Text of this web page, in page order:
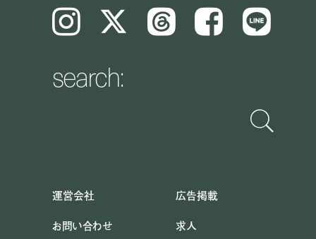
Instagram 𝕏 Threads Facebook LINE
search:
運営会社
広告掲載
お問い合わせ
求人